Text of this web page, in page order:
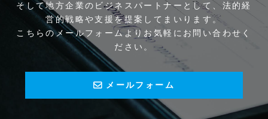
そして地方企業のビジネスパートナーとして、法的経
営的戦略や支援を提案してまいります。
こちらのメールフォームよりお気軽にお問い合わせく
ださい。
メールフォーム